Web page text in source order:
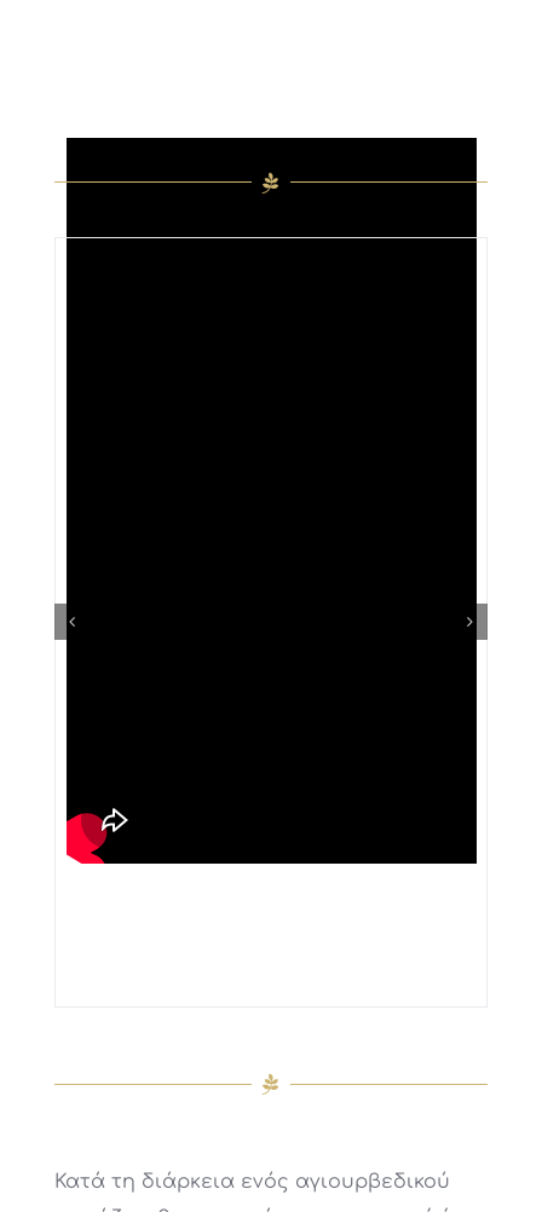
Κατά τη διάρκεια ενός αγιουρβεδικού